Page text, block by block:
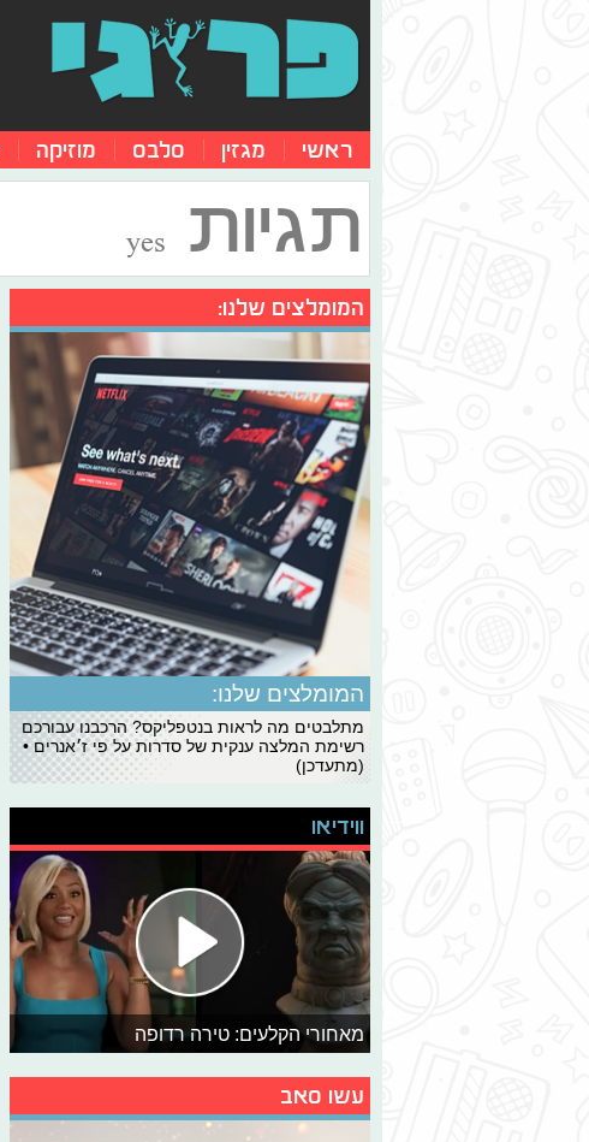
ראשי מגזין סלבס מוזיקה
תגיות yes
המומלצים שלנו:
המומלצים שלנו:
מתלבטים מה לראות בנטפליקס? הרכבנו עבורכם
רשימת המלצה ענקית של סדרות על פי ז׳אנרים •
(מתעדכן)
ווידיאו
מאחורי הקלעים: טירה רדופה
עשו סאב